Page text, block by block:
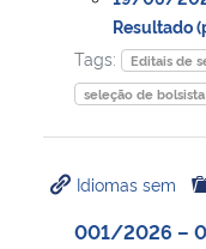
Ministério do Turismo
Ministério do
Resultado
Tags:
Editais de
seleção de bolsista
Idiomas sem
001/2026 –